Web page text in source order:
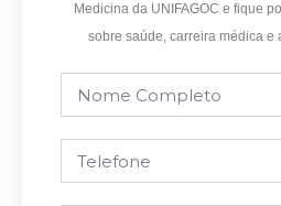
Medicina da UNIFAGOC e fique
sobre saúde, carreira médica e